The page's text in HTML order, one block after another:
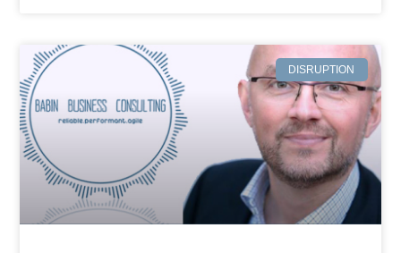
DISRUPTION